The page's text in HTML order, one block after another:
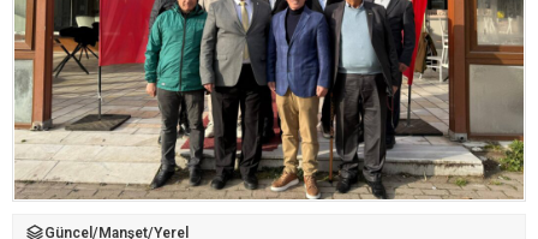
Güncel /Manşet/Yerel